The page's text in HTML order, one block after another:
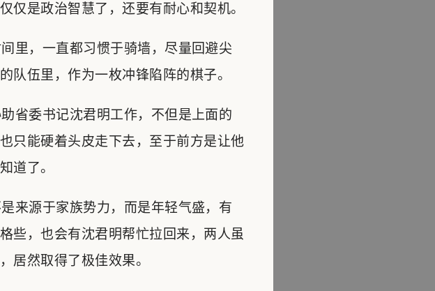
仅是政治智慧了，还要有耐心和契机。
里，一直都习惯于骑墙，尽量回避尖
队伍里，作为一枚冲锋陷阵的棋子。
省委书记沈君明工作，不但是上面的
只能硬着头皮走下去，至于前方是让他
道了。
来源于家族势力，而是年轻气盛，有
些，也会有沈君明帮忙拉回来，两人虽
居然取得了极佳效果。